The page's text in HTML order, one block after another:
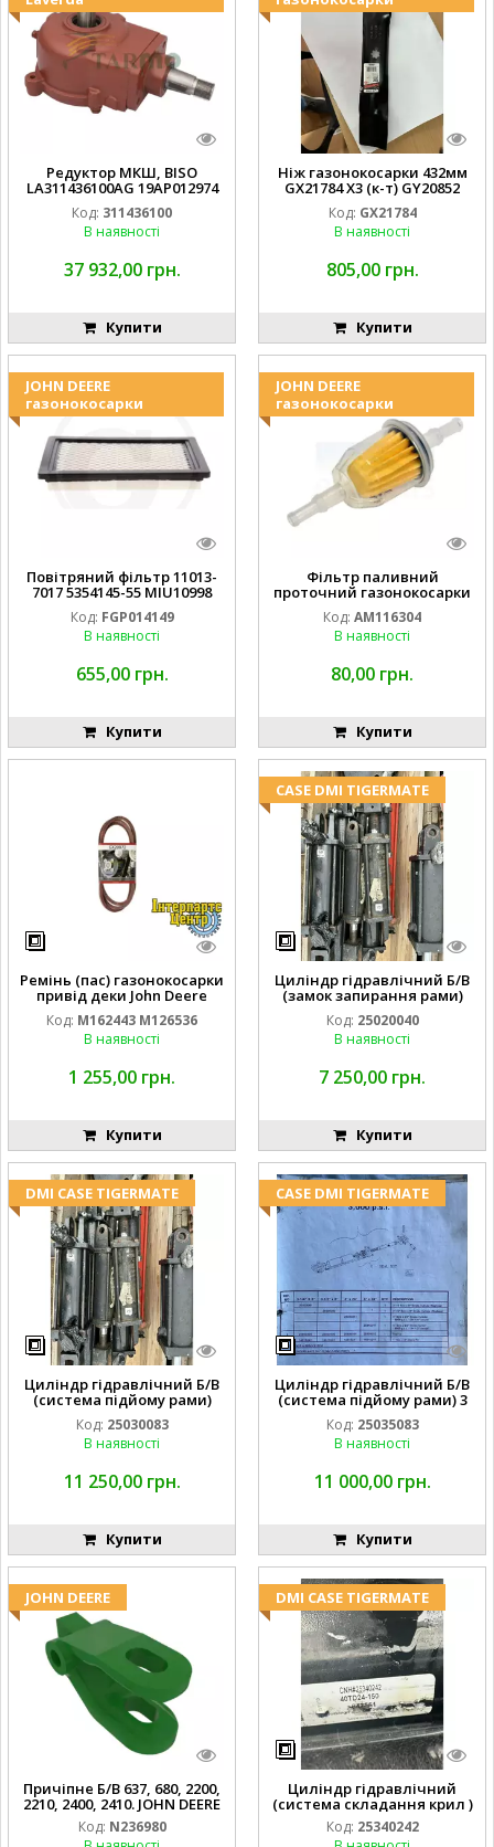
Редуктор МКШ, BISO
LA311436100AG 19AP012974
Laverda EMNIYET
Код: 311436100
В наявності
37 932,00 грн.
Купити
Ніж газонокосарки 432мм
GX21784 X3 (к-т) GY20852
AM137757 AM141035
Код: GX21784
В наявності
805,00 грн.
Купити
JOHN DEERE
газонокосарки
Повітряний фільтр 11013-
7017 5354145-55 MIU10998
Код: FGP014149
В наявності
655,00 грн.
Купити
JOHN DEERE
газонокосарки
Фільтр паливний
проточний газонокосарки
JOHN DEERE AM116304
GY20709
Код: AM116304
В наявності
80,00 грн.
Купити
Ремінь (пас) газонокосарки
привід деки John Deere
M162443 M126536
Код: M162443 M126536
В наявності
1 255,00 грн.
Купити
CASE DMI TIGERMATE
Циліндр гідравлічний Б/В
(замок запирання рами)
2''X4'' 25320040
Код: 25020040
В наявності
7 250,00 грн.
Купити
DMI CASE TIGERMATE
Циліндр гідравлічний Б/В
(система підйому рами)
3X8 87423768
Код: 25030083
В наявності
11 250,00 грн.
Купити
CASE DMI TIGERMATE
Циліндр гідравлічний Б/В
(система підйому рами) 3
1/2 84255910
Код: 25035083
В наявності
11 000,00 грн.
Купити
JOHN DEERE
Причіпне Б/В 637, 680, 2200,
2210, 2400, 2410. JOHN DEERE
Код: N236980
DMI CASE TIGERMATE
Циліндр гідравлічний
(система складання крил )
Код: 25340242